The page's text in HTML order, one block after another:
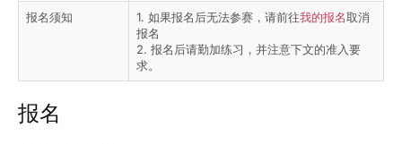
报名须知 1. 如果报名后无法参赛，请前往我的报名取消
报名
2. 报名后请勤加练习，并注意下文的准入要
求。
报名